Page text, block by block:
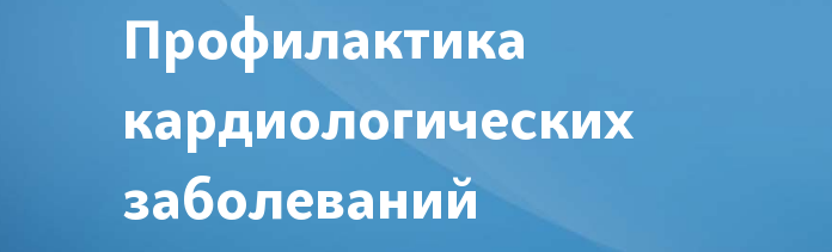
Профилактика
кардиологических
заболеваний